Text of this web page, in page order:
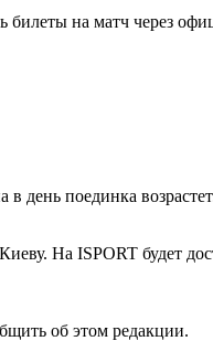
билеты на матч через
поединка
На ISPORT будет
об этом редакции.